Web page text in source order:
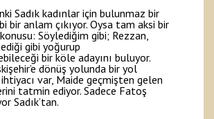
Sadık kadınlar için bulunmaz bir
bir anlam çıkıyor. Oysa tam aksi bir
Söylediğim gibi; Rezzan,
gibi yoğurup
bir köle adayını buluyor.
dönüş yolunda bir yol
ihtiyacı var, Maide geçmişten gelen
tatmin ediyor. Sadece Fatoş
Sadık’tan.